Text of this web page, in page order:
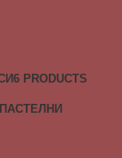
6 PRODUCTS